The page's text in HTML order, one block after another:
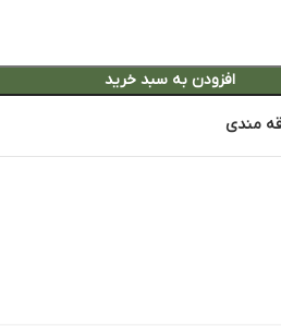
افزودن به سبد خرید
مندی